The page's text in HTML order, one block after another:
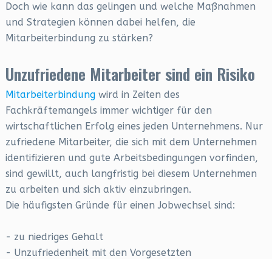
Doch wie kann das gelingen und welche Maßnahmen
und Strategien können dabei helfen, die
Mitarbeiterbindung zu stärken?
Unzufriedene Mitarbeiter sind ein Risiko
Mitarbeiterbindungwird in Zeiten des
Fachkräftemangels immer wichtiger für den
wirtschaftlichen Erfolg eines jeden Unternehmens. Nur
zufriedene Mitarbeiter, die sich mit dem Unternehmen
identifizieren und gute Arbeitsbedingungen vorfinden,
sind gewillt, auch langfristig bei diesem Unternehmen
zu arbeiten und sich aktiv einzubringen.
Die häufigsten Gründe für einen Jobwechsel sind:
- zu niedriges Gehalt
- Unzufriedenheit mit den Vorgesetzten